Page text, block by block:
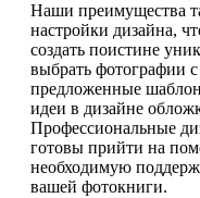
Наши преимущества
настройки дизайна,
создать поистине
выбрать фотографии
предложенные
идеи в дизайне
Профессиональные
готовы прийти на
необходимую
вашей фотокниги.